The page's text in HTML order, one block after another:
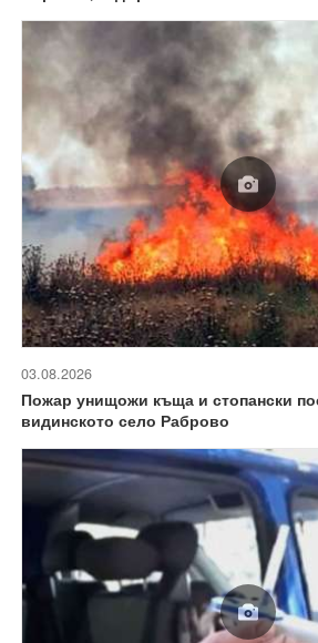
03.08.2026
Пожар унищожи къща и стопански
видинското село Раброво